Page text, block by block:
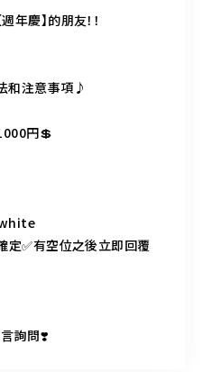
慶】的朋友！！
和注意事項♪
円💲
定✅有空位之後立即回覆
詢問❣️